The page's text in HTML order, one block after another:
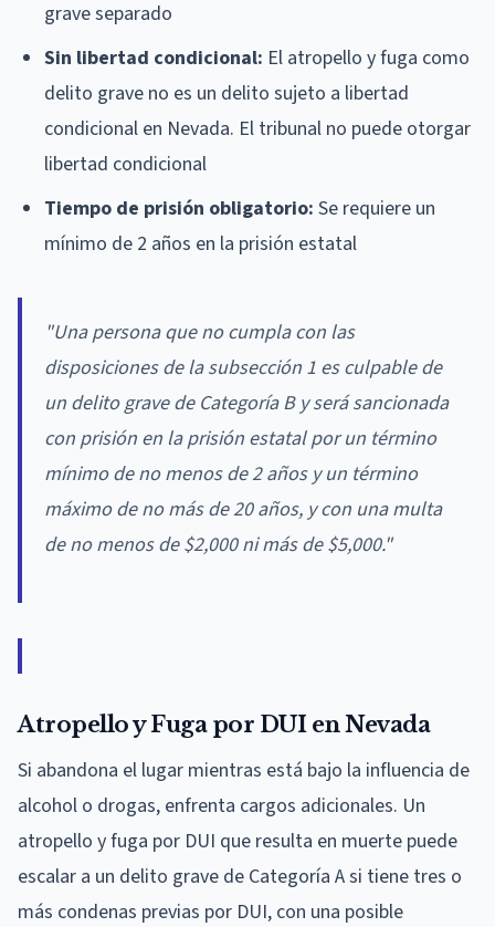
grave separado
Sin libertad condicional: El atropello y fuga como
delito grave no es un delito sujeto a libertad
condicional en Nevada. El tribunal no puede otorgar
libertad condicional
Tiempo de prisión obligatorio: Se requiere un
mínimo de 2 años en la prisión estatal
"Una persona que no cumpla con las
disposiciones de la subsección 1 es culpable de
un delito grave de Categoría B y será sancionada
con prisión en la prisión estatal por un término
mínimo de no menos de 2 años y un término
máximo de no más de 20 años, y con una multa
de no menos de $2,000 ni más de $5,000."
Atropello y Fuga por DUI en Nevada
Si abandona el lugar mientras está bajo la influencia de
alcohol o drogas, enfrenta cargos adicionales. Un
atropello y fuga por DUI que resulta en muerte puede
escalar a un delito grave de Categoría A si tiene tres o
más condenas previas por DUI, con una posible